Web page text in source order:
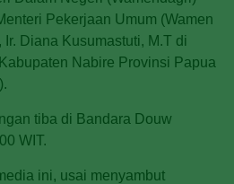
Pekerjaan Umum (Wamen
Diana Kusumastuti, M.T di
Nabire Provinsi Papua
tiba di Bandara Douw
WIT.
ini, usai menyambut